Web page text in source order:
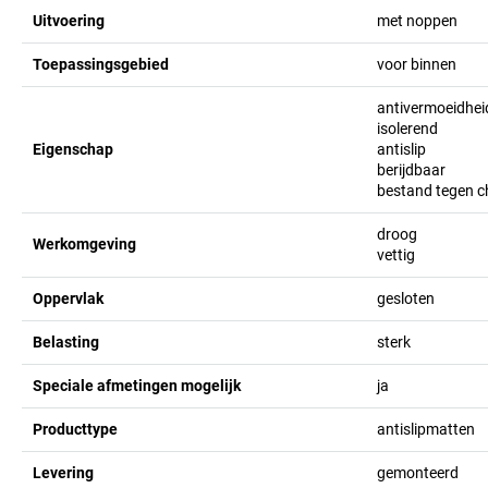
Uitvoering met noppen
Toepassingsgebied voor binnen
Eigenschap
isolerend
antislip
berijdbaar
bestand tegen
Werkomgeving
droog
vettig
Oppervlak gesloten
Belasting sterk
Speciale afmetingen mogelijk ja
Producttype antislipmatten
Levering gemonteerd